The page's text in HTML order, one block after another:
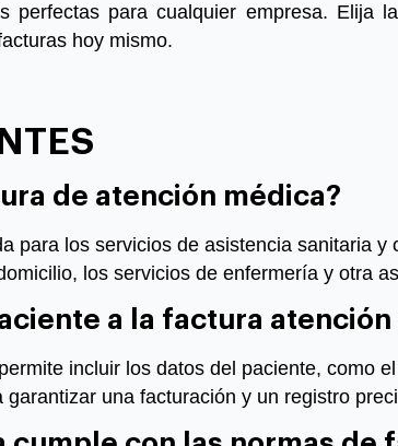
perfectas para cualquier empresa. Elija
hoy mismo.
de atención médica?
para los servicios de asistencia sanitaria y
los servicios de enfermería y otra
a la factura atención
incluir los datos del paciente, como
una facturación y un registro